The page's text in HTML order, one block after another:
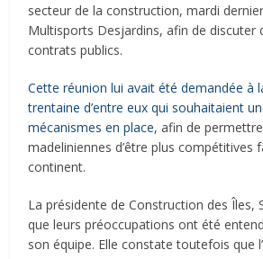
secteur de la construction, mardi
Multisports Desjardins, afin de discuter
contrats publics.
Cette réunion lui avait été demandée à
trentaine d’entre eux qui souhaitaient
mécanismes en place, afin de
madeliniennes d’être plus compétitives
continent.
La présidente de Construction des Îles,
que leurs préoccupations ont été
son équipe. Elle constate toutefois que